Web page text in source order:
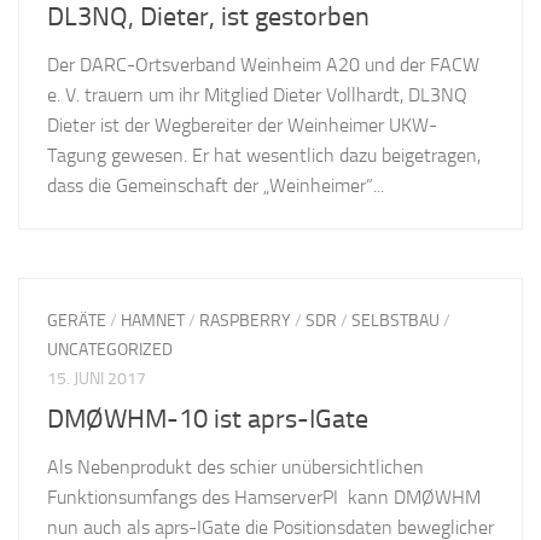
DL3NQ, Dieter, ist gestorben
Der DARC-Ortsverband Weinheim A20 und der FACW
e. V. trauern um ihr Mitglied Dieter Vollhardt, DL3NQ
Dieter ist der Wegbereiter der Weinheimer UKW-
Tagung gewesen. Er hat wesentlich dazu beigetragen,
dass die Gemeinschaft der „Weinheimer“...
GERÄTE / HAMNET/ RASPBERRY / SDR / SELBSTBAU /
UNCATEGORIZED
15. JUNI 2017
DMØWHM-10 ist aprs-IGate
Als Nebenprodukt des schier unübersichtlichen
Funktionsumfangs des HamserverPI kann DMØWHM
nun auch als aprs-IGate die Positionsdaten beweglicher